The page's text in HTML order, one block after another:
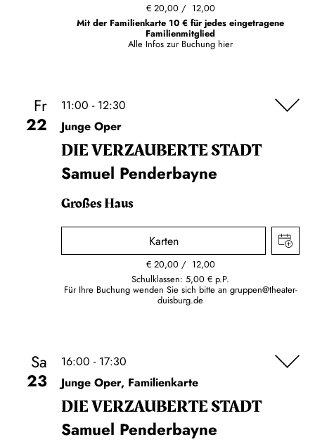
€ 20,00
12,00
Mit der Familienkarte 10 € für jedes eingetragene
Familienmitglied
Alle Infos zur Buchung hier
Fr
22
11:00 - 12:30
Junge Oper
DIE VERZAUBERTE STADT
Samuel Penderbayne
Großes Haus
Karten
€ 20,00
12,00
Schulklassen: 5,00 € p.P.
Für Ihre Buchung wenden Sie sich bitte an gruppen@theater-
duisburg.de
Sa
23
16:00 - 17:30
Junge Oper, Familienkarte
DIE VERZAUBERTE STADT
Samuel Penderbayne